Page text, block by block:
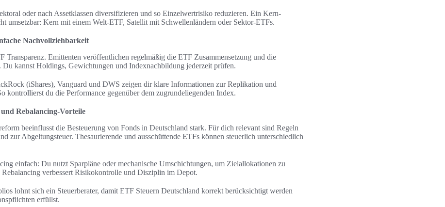
oder nach Assetklassen diversifizieren und so Einzelwertrisiko reduzieren. Ein Kern-
umsetzbar: Kern mit einem Welt-ETF, Satellit mit Schwellenländern oder Sektor-ETFs.
Nachvollziehbarkeit
Transparenz. Emittenten veröffentlichen regelmäßig die ETF Zusammensetzung und die
Du kannst Holdings, Gewichtungen und Indexnachbildung jederzeit prüfen.
(iShares), Vanguard und DWS zeigen dir klare Informationen zur Replikation und
kontrollierst du die Performance gegenüber dem zugrundeliegenden Index.
Rebalancing‑Vorteile
beeinflusst die Besteuerung von Fonds in Deutschland stark. Für dich relevant sind Regeln
zur Abgeltungsteuer. Thesaurierende und ausschüttende ETFs können steuerlich unterschiedlich
einfach: Du nutzt Sparpläne oder mechanische Umschichtungen, um Zielallokationen zu
Rebalancing verbessert Risikokontrolle und Disziplin im Depot.
lohnt sich ein Steuerberater, damit ETF Steuern Deutschland korrekt berücksichtigt werden
erfüllst.